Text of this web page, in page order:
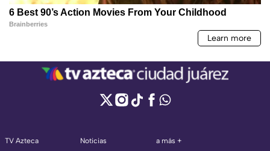
TV Azteca
Noticias
a más +